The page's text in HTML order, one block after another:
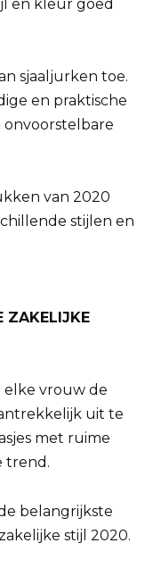
en kleur goed
sjaaljurken toe.
en praktische
van 2020
stijlen en
ZAKELIJKE
elke vrouw de
uit te
met ruime
trend.
belangrijkste
stijl 2020.